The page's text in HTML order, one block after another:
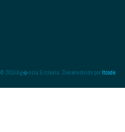
© 2014 Ag�ncia Ecclesia. Desenvolvido porItcode